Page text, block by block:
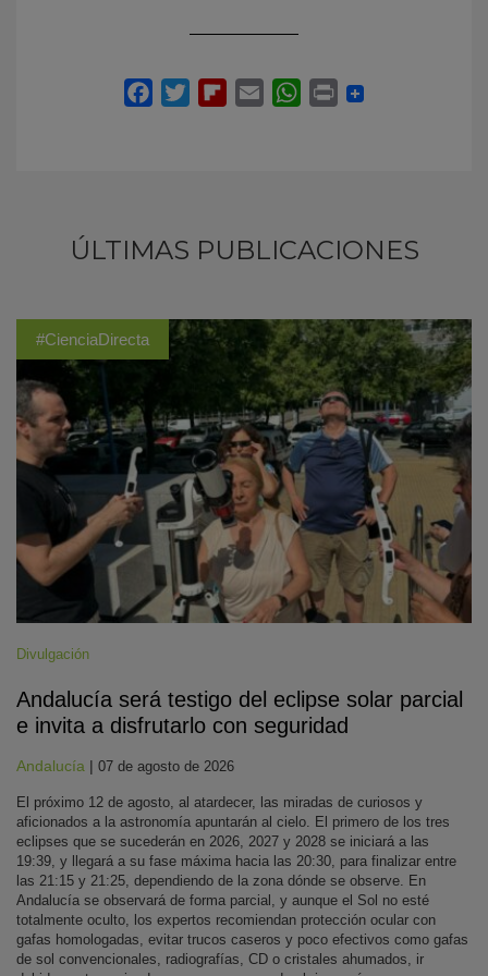
ÚLTIMAS PUBLICACIONES
#CienciaDirecta
Divulgación
Andalucía será testigo del eclipse solar parcial
e invita a disfrutarlo con seguridad
Andalucía | 07 de agosto de 2026
El próximo 12 de agosto, al atardecer, las miradas de curiosos y
aficionados a la astronomía apuntarán al cielo. El primero de los tres
eclipses que se sucederán en 2026, 2027 y 2028 se iniciará a las
19:39, y llegará a su fase máxima hacia las 20:30, para finalizar entre
las 21:15 y 21:25, dependiendo de la zona dónde se observe. En
Andalucía se observará de forma parcial, y aunque el Sol no esté
totalmente oculto, los expertos recomiendan protección ocular con
gafas homologadas, evitar trucos caseros y poco efectivos como gafas
de sol convencionales, radiografías, CD o cristales ahumados, ir